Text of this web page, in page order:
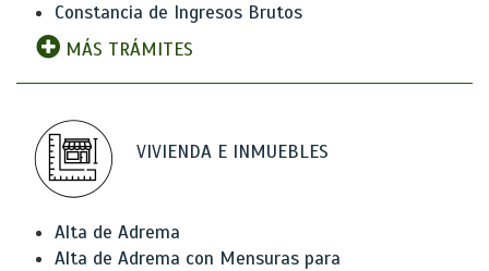
Constancia de Ingresos Brutos
MÁS TRÁMITES
VIVIENDA E INMUEBLES
Alta de Adrema
Alta de Adrema con Mensuras para